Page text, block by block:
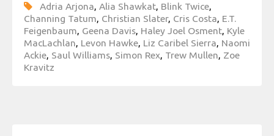
Adria Arjona, Alia Shawkat, Blink Twice,
Channing Tatum, Christian Slater, Cris Costa, E.T.
Feigenbaum, Geena Davis, Haley Joel Osment, Kyle
MacLachlan, Levon Hawke, Liz Caribel Sierra, Naomi
Ackie, Saul Williams, Simon Rex, Trew Mullen, Zoe
Kravitz